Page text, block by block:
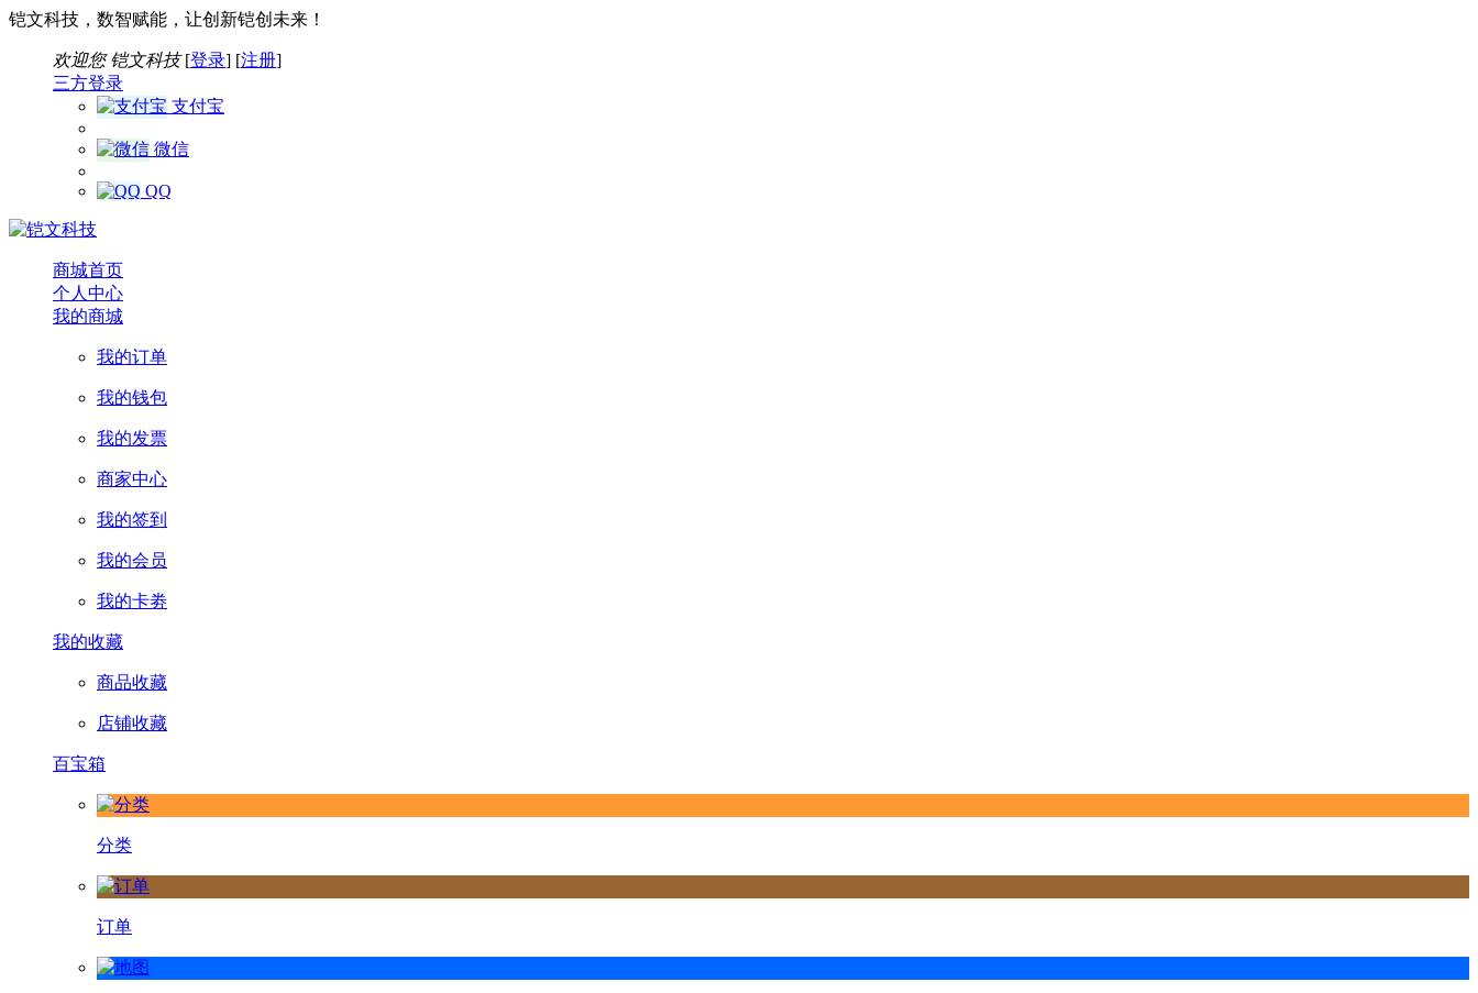
铠文科技，数智赋能，让创新铠创未来！
欢迎您 铠文科技[登录] [注册]
三方登录
支付宝
微信
QQ
商城首页
个人中心
我的商城
我的订单
我的钱包
我的发票
商家中心
我的签到
我的会员
我的卡劵
我的收藏
商品收藏
店铺收藏
百宝箱
分类
订单